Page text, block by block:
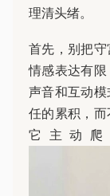
理清头绪。
首先，别把守
情感表达有限
声音和互动
任的累积，
它主动